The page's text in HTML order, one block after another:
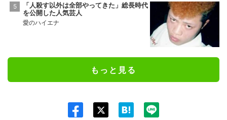
「人殺す以外は全部やってきた」総長時代
を公開した人気芸人
愛のハイエナ
もっと見る